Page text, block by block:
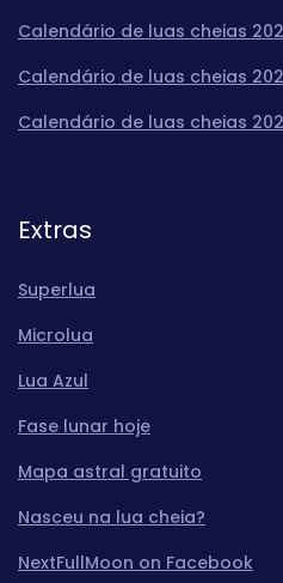
Calendário de luas cheias
Calendário de luas cheias
Calendário de luas cheias
Extras
Superlua
Microlua
Lua Azul
Fase lunar hoje
Mapa astral gratuito
Nasceu na lua cheia?
NextFullMoon on Facebook